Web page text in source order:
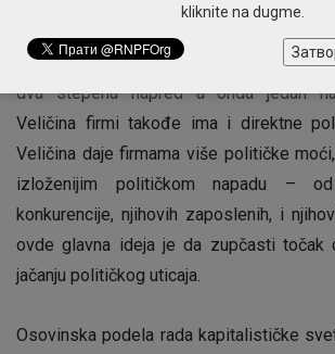
čitav istorijski proces koji poprima oblik
dva stepena napred a onda jedan
Veličina firmi takođe ima i direktne
Veličina daje firmama više političke
izloženijim političkom napadu –
konkurencije, njihovih zaposlenih, i
ovde glavna ideja je da zupčasti točak
jačanju političkog uticaja.
Osovinska podela rada kapitalističke
kliknite na dugme.